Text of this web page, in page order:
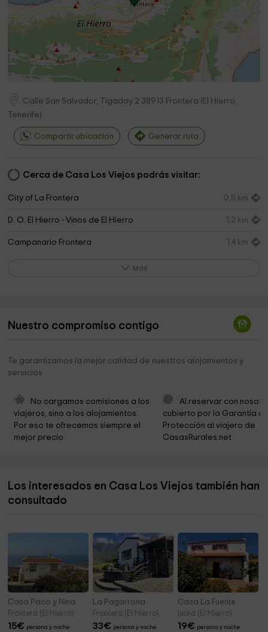
Calle San Salvador, Tigaday 2 38913 Frontera ( El Hierro,
Tenerife)
Compartir ubicación Generar ruta
Cerca de Casa Los Viejos podrás visitar:
City of La Frontera 0,5 km
D. O. El Hierro - Vinos de El Hierro 1,2 km
Campanario Frontera 1,4 km
Ermita de Nuestra Señora de Candelaria
Lagarto Gigante de El Hierro
Ermita de la Caridad 3,6 km
Centro De Interpretación De El Julan 5,4 km
Ermita de la Virgen de la Peña 6,5 km
Iglesia De La Sagrada Familia
Más
Nuestro compromiso contigo
Te garantizamos la mejor calidad de nuestros alojamientos y
servicios
No cargamos comisiones a los
viajeros, sino a los alojamientos.
Por eso te ofrecemos siempre el
mejor precio.
Al reservar con
cubierto por la Garantía
Protección al viajero de
CasasRurales.net
Los interesados en Casa Los Viejos también han
consultado
Casa Paco y Nina
Frontera (El Hierro)
15€ persona y noche
La Pagarrona
Frontera (El Hierro)
33€ persona y noche
Casa La Fuente
Isora (El Hierro)
19€ persona y noche